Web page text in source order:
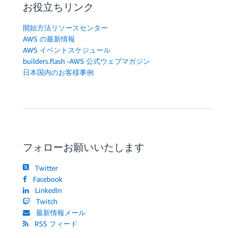
お役立ちリンク
開始方法リソースセンター
AWS の最新情報
AWS イベントスケジュール
builders.flash -AWS 公式ウェブマガジン
日本国内のお客様事例
フォローお願いいたします
Twitter
Facebook
LinkedIn
Twitch
最新情報メール
RSS フィード